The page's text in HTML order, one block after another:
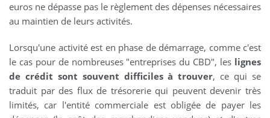
euros ne dépasse pas le règlement des dépenses nécessaires
au maintien de leurs activités.
Lorsqu'une activité est en phase de démarrage, comme c'est
le cas pour de nombreuses "entreprises du CBD", les lignes
de crédit sont souvent difficiles à trouver, ce qui se
traduit par des flux de trésorerie qui peuvent devenir très
limités, car l'entité commerciale est obligée de payer les